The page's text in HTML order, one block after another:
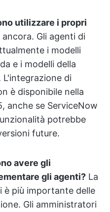
utilizzare i propri
ancora. Gli agenti di
i modelli
e i modelli della
di
è disponibile nella
anche se ServiceNow
potrebbe
future.
avere gli
gli agenti? La
è più importante delle
Gli amministratori